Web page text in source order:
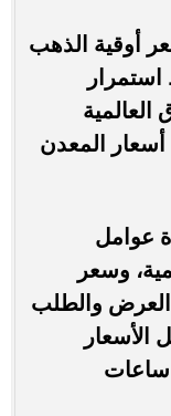
أوقية الذهب
وسط استمرار
أسعار المعدن
عوامل
وسعر
العرض والطلب
الأسعار
ساعات